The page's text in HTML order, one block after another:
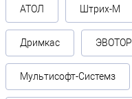
АТОЛ Штрих-М
Дримкас ЭВОТОР
Мультисофт-Системз